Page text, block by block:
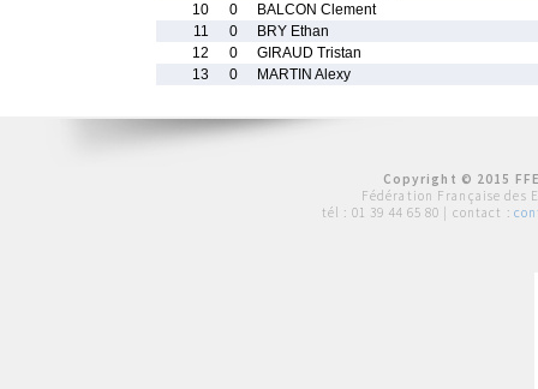
10
0
BALCON Clement
11
0
BRY Ethan
12
0
GIRAUD Tristan
13
0 MARTIN Alexy
Copyright © 2015
Fédération Française des
tél : 01 39 44 65 80 | contact :